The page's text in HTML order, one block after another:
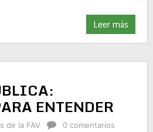
Leer más
ENTENDER
de la FAV 0 comentarios